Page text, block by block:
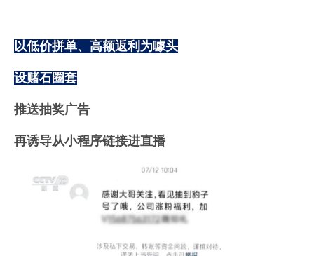
以低价拼单、高额返利为噱头
设赌石圈套
推送抽奖广告
再诱导从小程序链接进直播